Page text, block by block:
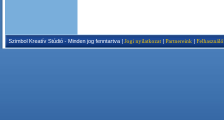
Szimbol Kreatív Stúdió - Minden jog fenntartva | Jogi nyilatkozat | Partnereink |